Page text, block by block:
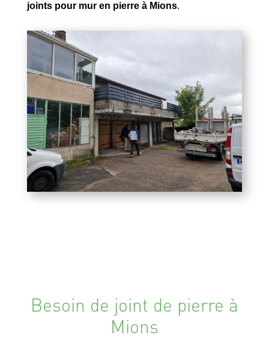
joints pour mur en pierre à Mions.
Besoin de joint de pierre à
Mions